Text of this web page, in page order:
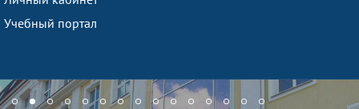
Учебный портал